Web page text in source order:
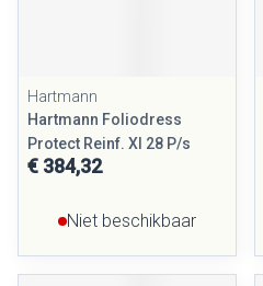
Hartmann
Hartmann Foliodress
Protect Reinf. Xl 28 P/s
€ 384,32
Niet beschikbaar